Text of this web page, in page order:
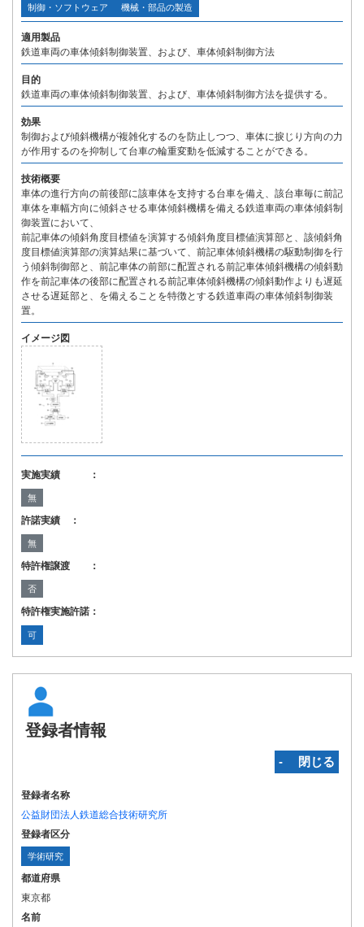
制御・ソフトウェア 機械・部品の製造
適用製品
鉄道車両の車体傾斜制御装置、および、車体傾斜制御方法
目的
鉄道車両の車体傾斜制御装置、および、車体傾斜制御方法を提供する。
効果
制御および傾斜機構が複雑化するのを防止しつつ、車体に捩じり方向の力
が作用するのを抑制して台車の輪重変動を低減することができる。
技術概要
車体の進行方向の前後部に該車体を支持する台車を備え、該台車毎に前記
車体を車幅方向に傾斜させる車体傾斜機構を備える鉄道車両の車体傾斜制
御装置において、
前記車体の傾斜角度目標値を演算する傾斜角度目標値演算部と、該傾斜角
度目標値演算部の演算結果に基づいて、前記車体傾斜機構の駆動制御を行
う傾斜制御部と、前記車体の前部に配置される前記車体傾斜機構の傾斜動
作を前記車体の後部に配置される前記車体傾斜機構の傾斜動作よりも遅延
させる遅延部と、を備えることを特徴とする鉄道車両の車体傾斜制御装
置。
イメージ図
実施実績 ：
無
許諾実績 ：
無
特許権譲渡 ：
否
特許権実施許諾：
可
登録者情報
‐ 閉じる
登録者名称
公益財団法人鉄道総合技術研究所
登録者区分
学術研究
都道府県
東京都
名前